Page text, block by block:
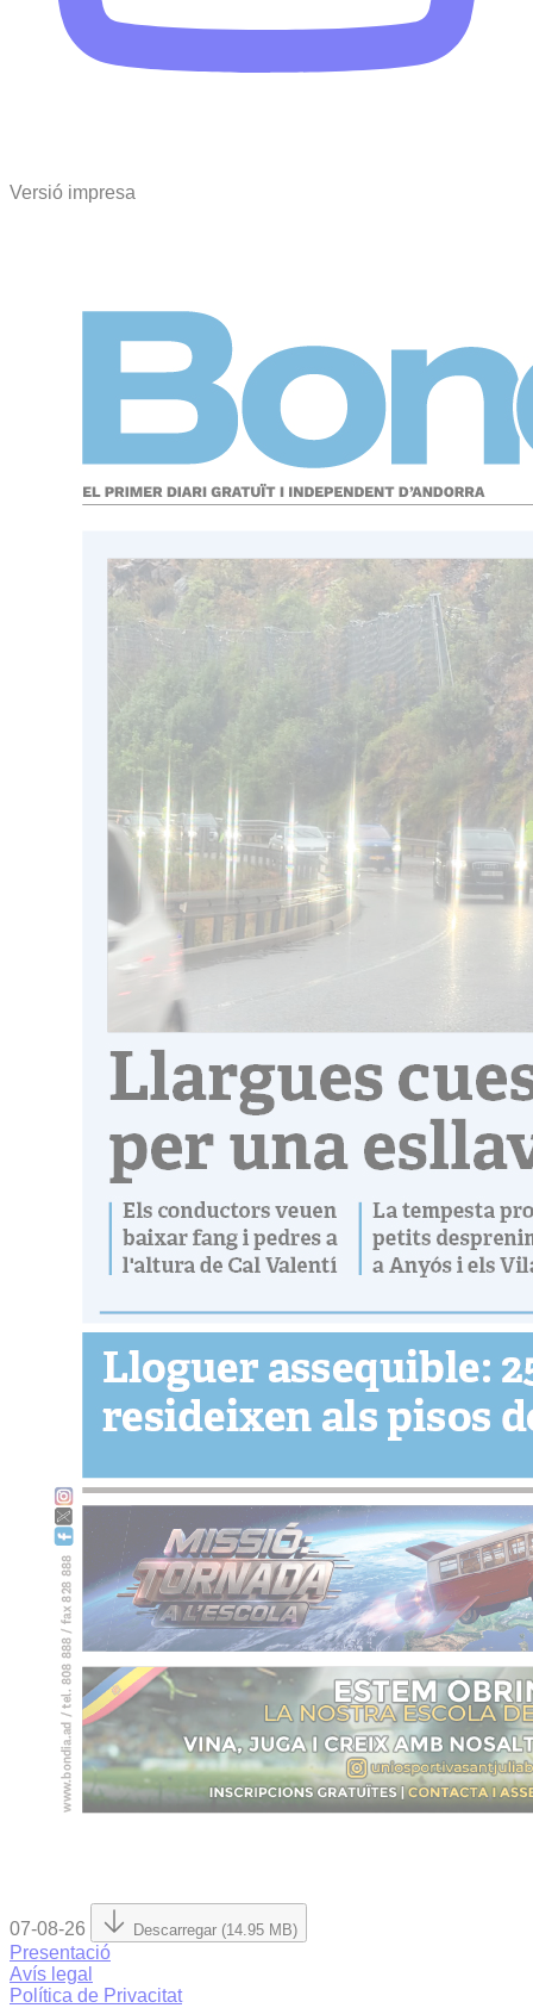
Versió impresa
07-08-26 Descarregar (14.95 MB)
Presentació
Avís legal
Política de Privacitat